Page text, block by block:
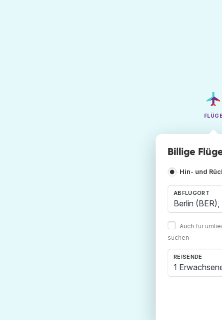
FLÜGE
Billige
Hin- und
ABFLUGORT
Auch für
suchen
REISENDE
1